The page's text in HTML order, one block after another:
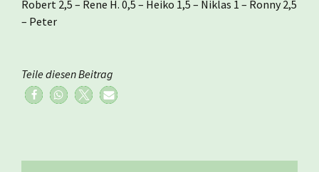
Robert 2,5 – Rene H. 0,5 – Heiko 1,5 – Niklas 1 – Ronny 2,5
– Peter
Teile diesen Beitrag